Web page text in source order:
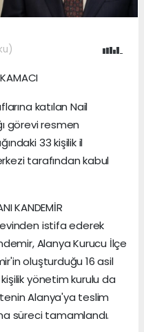
katılan Nail
görevi resmen
33 kişilik il
tarafından kabul
KANDEMİR
istifa ederek
Alanya Kurucu İlçe
oluşturduğu 16 asil
yönetim kurulu da
Alanya'ya teslim
süreci tamamlandı.